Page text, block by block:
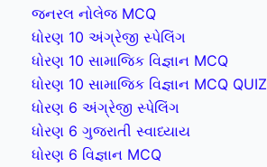
જનરલ નોલેજ MCQ
ધોરણ 10 અંગ્રેજી સ્પેલિંગ
ધોરણ 10 સામાજિક વિજ્ઞાન MCQ
ધોરણ 10 સામાજિક વિજ્ઞાન MCQ QUIZ
ધોરણ 6 અંગ્રેજી સ્પેલિંગ
ધોરણ 6 ગુજરાતી સ્વાધ્યાય
ધોરણ 6 વિજ્ઞાન MCQ